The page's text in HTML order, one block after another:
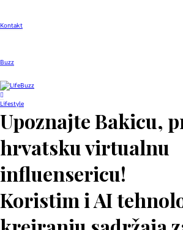
Kontakt
Buzz
Lifestyle
Upoznajte Bakicu,
hrvatsku virtualnu
influensericu!
Koristim i AI